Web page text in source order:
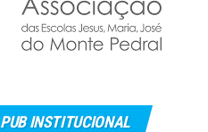
PUB INSTITUCIONAL